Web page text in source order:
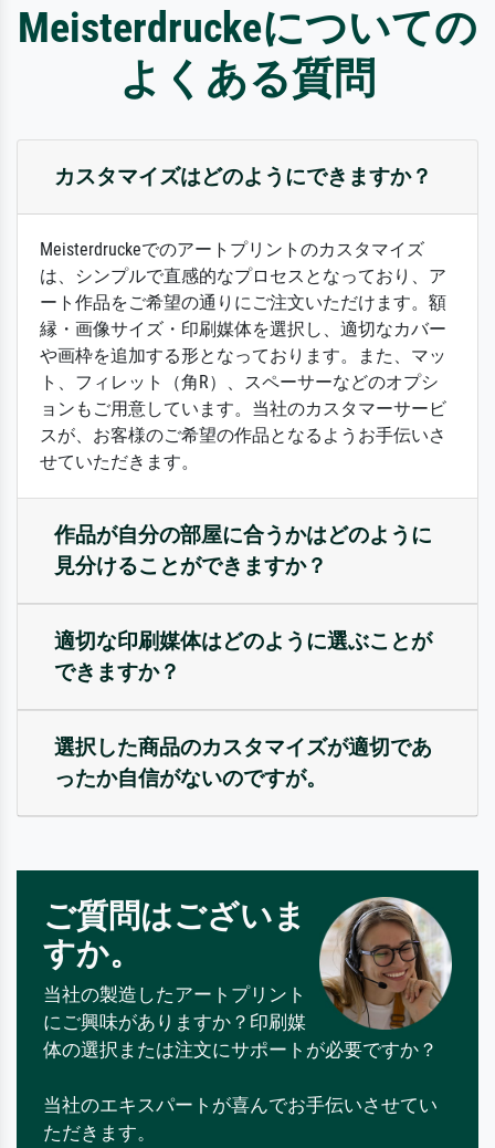
Meisterdruckeについての
よくある質問
カスタマイズはどのようにできますか？
Meisterdruckeでのアートプリントのカスタマイズ
は、シンプルで直感的なプロセスとなっており、ア
ート作品をご希望の通りにご注文いただけます。額
縁・画像サイズ・印刷媒体を選択し、適切なカバー
や画枠を追加する形となっております。また、マッ
ト、フィレット（角R）、スペーサーなどのオプシ
ョンもご用意しています。当社のカスタマーサービ
スが、お客様のご希望の作品となるようお手伝いさ
せていただきます。
作品が自分の部屋に合うかはどのように
見分けることができますか？
適切な印刷媒体はどのように選ぶことが
できますか？
選択した商品のカスタマイズが適切であ
ったか自信がないのですが。
ご質問はございま
すか。
当社の製造したアートプリント
にご興味がありますか？印刷媒
体の選択または注文にサポートが必要ですか？
当社のエキスパートが喜んでお手伝いさせてい
ただきます。